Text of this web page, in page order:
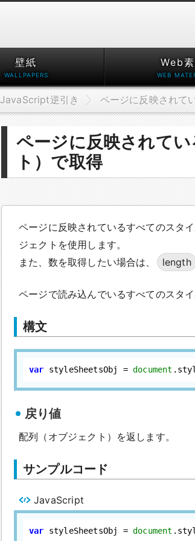
壁紙 Web
JavaScript逆引き ページに反映されて
ページに反映されて
ト）で取得
ページに反映されているすべてのスタ
ジェクトを使用します。
また、数を取得したい場合は、
length
ページで読み込んでいるすべてのスタ
構文
var styleSheetsObj = document .
戻り値
配列（オブジェクト）を返します。
サンプルコード
JavaScript
var styleSheetsObj = document .